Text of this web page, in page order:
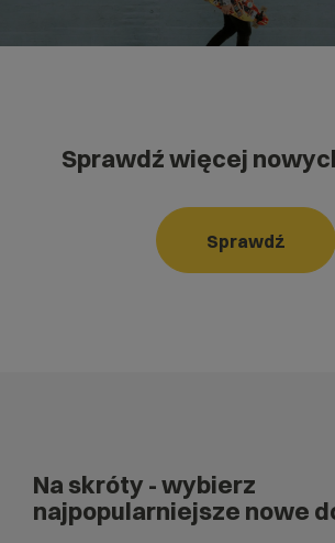
Sprawdź więcej
Sprawdź
Na skróty - wybierz
najpopularniejsze nowe